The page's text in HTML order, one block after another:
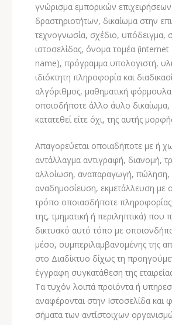
γνώρισμα εμπορικών επιχειρήσεων
δραστηριοτήτων, δικαίωμα στην
τεχνογνωσία, σχέδιο, υπόδειγμα,
ιστοσελίδας, όνομα τομέα
name), πρόγραμμα υπολογιστή,
ιδιόκτητη πληροφορία και
αλγόριθμος, μαθηματική φόρμουλα
οποιοδήποτε άλλο άυλο δικαίωμα,
κατατεθεί είτε όχι, της αυτής
Απαγορεύεται οποιαδήποτε με ή
αντάλλαγμα αντιγραφή, διανομή,
αλλοίωση, αναπαραγωγή, πώληση,
αναδημοσίευση, εκμετάλλευση με
τρόπο οποιασδήποτε
της, τμηματική ή περιληπτικά) που
δικτυακό αυτό τόπο με
μέσο, συμπεριλαμβανομένης της
στο Διαδίκτυο δίχως τη
έγγραφη συγκατάθεση της
Τα τυχόν λοιπά προϊόντα ή
αναφέρονται στην Ιστοσελίδα και
σήματα των αντίστοιχων